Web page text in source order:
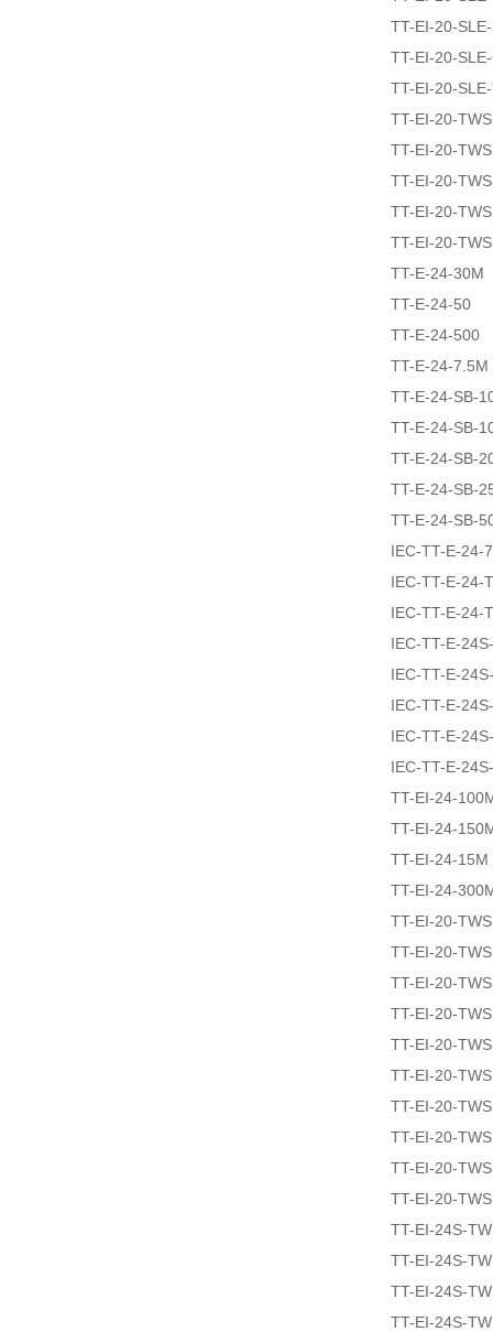
TT-EI-20-
TT-EI-20-
TT-EI-20-
TT-EI-20-
TT-EI-20-
TT-EI-20-
TT-EI-20-
TT-EI-20-
TT-E-24-30M
TT-E-24-50
TT-E-24-500
TT-E-24-7.5M
TT-E-24-SB-
TT-E-24-SB-
TT-E-24-SB-
TT-E-24-SB-
TT-E-24-SB-
IEC-TT-E-24-
IEC-TT-E-24-
IEC-TT-E-24-
IEC-TT-E-
IEC-TT-E-
IEC-TT-E-
IEC-TT-E-
IEC-TT-E-
TT-EI-24-
TT-EI-24-
TT-EI-24-15M
TT-EI-24-
TT-EI-20-
TT-EI-20-
TT-EI-20-
TT-EI-20-
TT-EI-20-
TT-EI-20-
TT-EI-20-
TT-EI-20-
TT-EI-20-
TT-EI-20-
TT-EI-24S-
TT-EI-24S-
TT-EI-24S-
TT-EI-24S-